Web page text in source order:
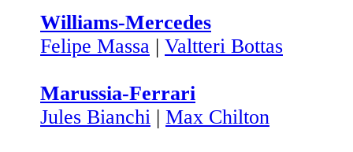
Williams-Mercedes
Felipe Massa | Valtteri Bottas
Marussia-Ferrari
Jules Bianchi | Max Chilton